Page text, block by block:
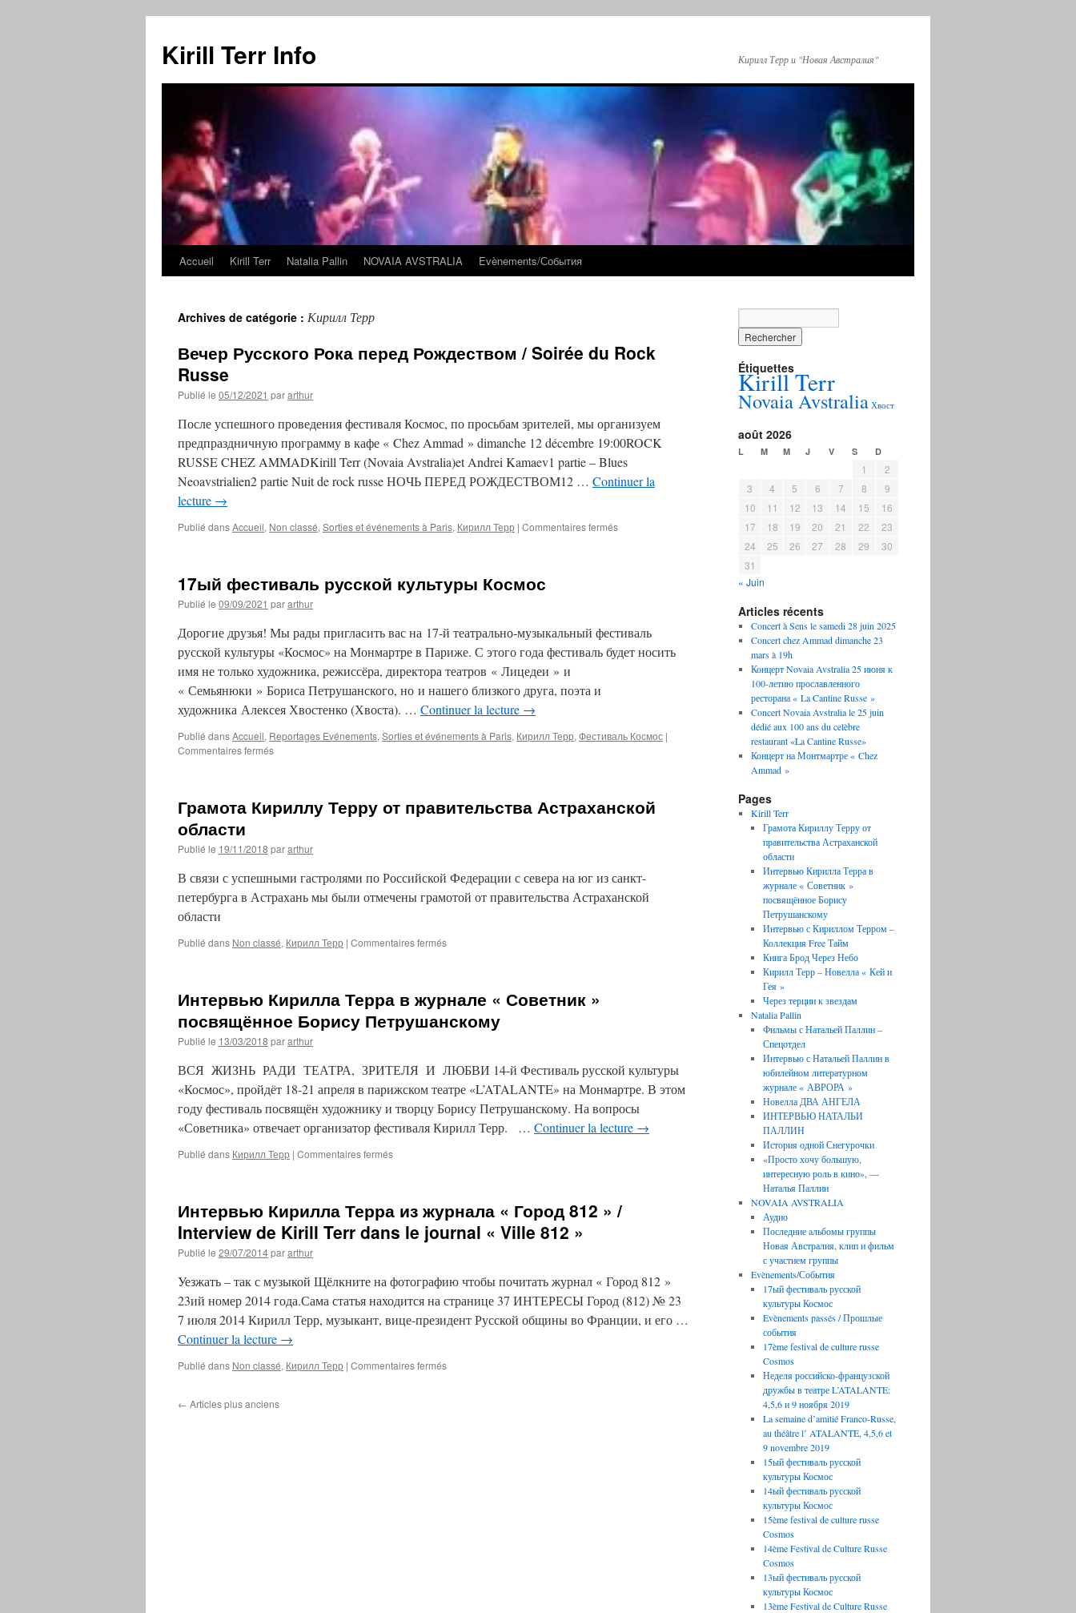
Kirill Terr Info Кирилл Терр и "Новая Австралия"
Aller
contenu
Accueil Kirill Terr Natalia Pallin NOVAIA AVSTRALIA Evènements/События
Archives de catégorie : Кирилл Терр
Вечер Русского Рока перед Рождеством / Soirée du Rock
Russe
Publié le 05/12/2021 pararthur
После успешного проведения фестиваля Космос, по просьбам зрителей, мы организуем
предпраздничную программу в кафе « Chez Ammad » dimanche 12 décembre 19:00ROCK
RUSSE CHEZ AMMADKirill Terr (Novaia Avstralia)et Andrei Kamaev1 partie – Blues
Neoavstrialien2 partie Nuit de rock russe НОЧЬ ПЕРЕД РОЖДЕСТВОМ12 … Continuer la
lecture →
Publié dansAccueil, Non classé, Sorties et événements à Paris, Кирилл Терр | Commentaires ferméssur
du
Rock
17ый фестиваль русской культуры Космос
Publié le 09/09/2021 pararthur
Дорогие друзья! Мы рады пригласить вас на 17-й театрально-музыкальный фестиваль
русской культуры «Космос» на Монмартре в Париже. С этого года фестиваль будет носить
имя не только художника, режиссёра, директора театров « Лицедеи » и
« Семьянюки » Бориса Петрушанского, но и нашего близкого друга, поэта и
художника Алексея Хвостенко (Хвоста). … Continuer la lecture →
Publié dansAccueil, Reportages Evénements, Sorties et événements à Paris, Кирилл Терр, Фестиваль Космос |
Commentaires ferméssur
культуры
Космос
Грамота Кириллу Терру от правительства Астраханской
области
Publié le 19/11/2018 pararthur
В связи с успешными гастролями по Российской Федерации с севера на юг из санкт-
петербурга в Астрахань мы были отмечены грамотой от правительства Астраханской
области
Publié dans Non classé, Кирилл Терр | Commentaires ferméssur
от
Астраханской
Интервью Кирилла Терра в журнале « Советник »
посвящённое Борису Петрушанскому
Publié le 13/03/2018 pararthur
ВСЯ ЖИЗНЬ РАДИ ТЕАТРА, ЗРИТЕЛЯ И ЛЮБВИ 14-й Фестиваль русской культуры
«Космос», пройдёт 18-21 апреля в парижском театре «L’ATALANTE» на Монмартре. В этом
году фестиваль посвящён художнику и творцу Борису Петрушанскому. На вопросы
«Советника» отвечает организатор фестиваля Кирилл Терр. … Continuer la lecture →
Publié dans Кирилл Терр | Commentaires ferméssur
в
журнале
« Советник »
Петрушанскому
Интервью Кирилла Терра из журнала « Город 812 » /
Interview de Kirill Terr dans le journal « Ville 812 »
Publié le 29/07/2014pararthur
Уезжать – так с музыкой Щёлкните на фотографию чтобы почитать журнал « Город 812 »
23ий номер 2014 года.Сама статья находится на странице 37 ИНТЕРЕСЫ Город (812) № 23
7 июля 2014 Кирилл Терр, музыкант, вице-президент Русской общины во Франции, и его …
Continuer la lecture →
Publié dans Non classé, Кирилл Терр | Commentaires ferméssur
← Articles plus anciens
Étiquettes
Kirill Terr
Novaia Avstralia Хвост
août 2026
L M M J V S D
1
2
3
4 5 6 7 8
9
10
11 12 13 14 15
16
17
18 19 20 21 22
23
24
25 26 27 28 29
30
31
« Juin
Articles récents
Concert à Sens le samedi 28 juin 2025
Concert chez Ammad dimanche 23
mars à 19h
Концерт Novaia Avstralia 25 июня к
100-летию прославленного
ресторана « La Cantine Russe »
Concert Novaia Avstralia le 25 juin
dédié aux 100 ans du celèbre
restaurant «La Cantine Russe»
Концерт на Монтмартре « Chez
Ammad »
Pages
Kirill Terr
Грамота Кириллу Терру от
правительства Астраханской
области
Интервью Кирилла Терра в
журнале « Советник »
посвящённое Борису
Петрушанскому
Интервью с Кириллом Терром –
Коллекция Free Тайм
Книга Брод Через Небо
Кирилл Терр – Новелла « Кей и
Гея »
Через терции к звездам
Natalia Pallin
Фильмы с Натальей Паллин –
Спецотдел
Интервью с Натальей Паллин в
юбилейном литературном
журнале « АВРОРА »
Новелла ДВА АНГЕЛА
ИНТЕРВЬЮ НАТАЛЬИ
ПАЛЛИН
История одной Снегурочки
«Просто хочу большую,
интересную роль в кино», —
Наталья Паллин
NOVAIA AVSTRALIA
Аудио
Последние aльбомы группы
Новая Австралия, клип и фильм
с участием группы
Evènements/События
17ый фестиваль русской
культуры Космос
Evènements passés / Прошлые
события
17ème festival de culture russe
Cosmos
Неделя российско-французской
дружбы в театре L’ATALANTE:
4,5,6 и 9 ноября 2019
La semaine d’amitié Franco-Russe,
au théâtre l’ ATALANTE, 4,5,6 et
9 novembre 2019
15ый фестиваль русской
культуры Космос
14ый фестиваль русской
культуры Космос
15ème festival de culture russe
Cosmos
14ème Festival de Culture Russe
Cosmos
13ый фестиваль русской
культуры Космос
13ème Festival de Culture Russe